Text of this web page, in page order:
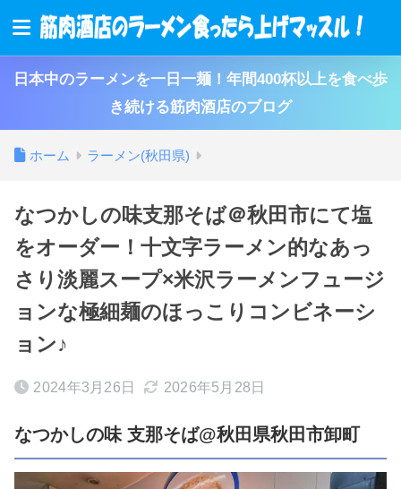
日本中のラーメンを一日一麺！年間400杯以上を食べ歩
き続ける筋肉酒店のブログ
ホーム ラーメン(秋田県)
なつかしの味支那そば＠秋田市にて塩
をオーダー！十文字ラーメン的なあっ
さり淡麗スープ×米沢ラーメンフュージ
ョンな極細麺のほっこりコンビネーシ
ョン♪
2024年3月26日 2026年5月28日
なつかしの味 支那そば@秋田県秋田市卸町